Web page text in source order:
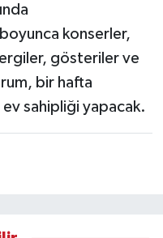
konserler,
gösteriler ve
bir hafta
sahipliği yapacak.